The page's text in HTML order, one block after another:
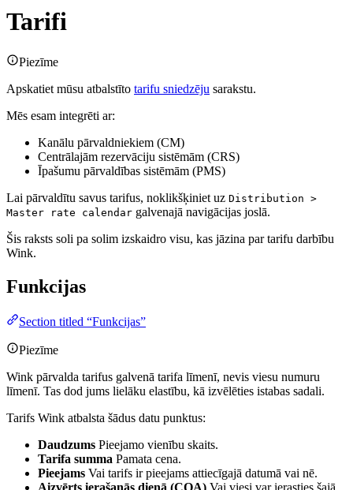
Tarifi
Piezīme
Apskatiet mūsu atbalstīto tarifu sniedzēju sarakstu.
Mēs esam integrēti ar:
Kanālu pārvaldniekiem (CM)
Centrālajām rezervāciju sistēmām (CRS)
Īpašumu pārvaldības sistēmām (PMS)
Lai pārvaldītu savus tarifus, noklikšķiniet uz Distribution >
Master rate calendar galvenajā navigācijas joslā.
Šis raksts soli pa solim izskaidro visu, kas jāzina par tarifu darbību
Wink.
Funkcijas
Section titled “Funkcijas”
Piezīme
Wink pārvalda tarifus galvenā tarifa līmenī, nevis viesu numuru
līmenī. Tas dod jums lielāku elastību, kā izvēlēties istabas sadali.
Tarifs Wink atbalsta šādus datu punktus:
Daudzums Pieejamo vienību skaits.
Tarifa summa Pamata cena.
Pieejams Vai tarifs ir pieejams attiecīgajā datumā vai nē.
Aizvērts ierašanās dienā (COA) Vai viesi var ierasties šajā